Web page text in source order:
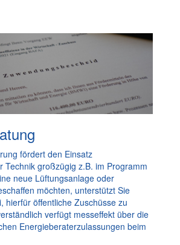
fördert den Einsatz
Technik großzügig z.B. im Programm
neue Lüftungsanlage oder
möchten, unterstützt Sie
hierfür öffentliche Zuschüsse zu
verfügt messeffekt über die
Energieberaterzulassungen beim